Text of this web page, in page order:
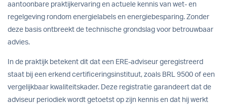
aantoonbare praktijkervaring en actuele kennis van wet- en
regelgeving rondom energielabels en energiebesparing. Zonder
deze basis ontbreekt de technische grondslag voor betrouwbaar
advies.
In de praktijk betekent dit dat een ERE-adviseur geregistreerd
staat bij een erkend certificeringsinstituut, zoals BRL 9500 of een
vergelijkbaar kwaliteitskader. Deze registratie garandeert dat de
adviseur periodiek wordt getoetst op zijn kennis en dat hij werkt